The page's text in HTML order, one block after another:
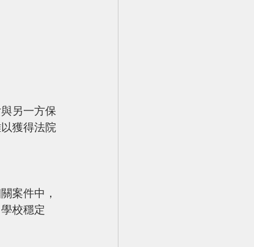
另一方保
獲得法院
案件中，
校穩定